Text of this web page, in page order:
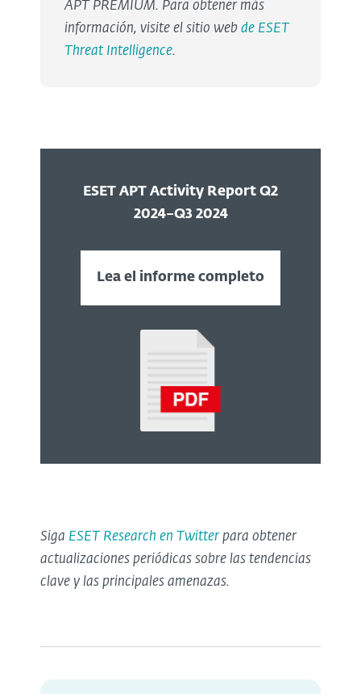
APT PREMIUM. Para obtener más
información, visite el sitio web de ESET
Threat Intelligence.
ESET APT Activity Report Q2
2024–Q3 2024
Lea el informe completo
Siga ESET Research en Twitterpara obtener
actualizaciones periódicas sobre las tendencias
clave y las principales amenazas.